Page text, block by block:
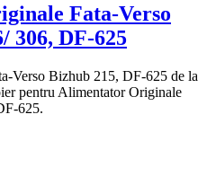
Fata-Verso
306, DF-625
Verso Bizhub 215, DF-625 de la
pentru Alimentator Originale
625.